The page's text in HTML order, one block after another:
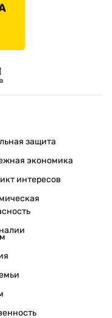
защита
экономика
интересов